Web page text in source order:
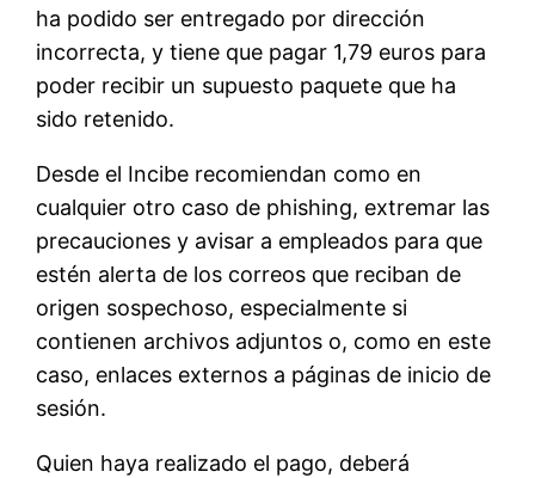
ha podido ser entregado por dirección
incorrecta, y tiene que pagar 1,79 euros para
poder recibir un supuesto paquete que ha
sido retenido.
Desde el Incibe recomiendan como en
cualquier otro caso de phishing, extremar las
precauciones y avisar a empleados para que
estén alerta de los correos que reciban de
origen sospechoso, especialmente si
contienen archivos adjuntos o, como en este
caso, enlaces externos a páginas de inicio de
sesión.
Quien haya realizado el pago, deberá